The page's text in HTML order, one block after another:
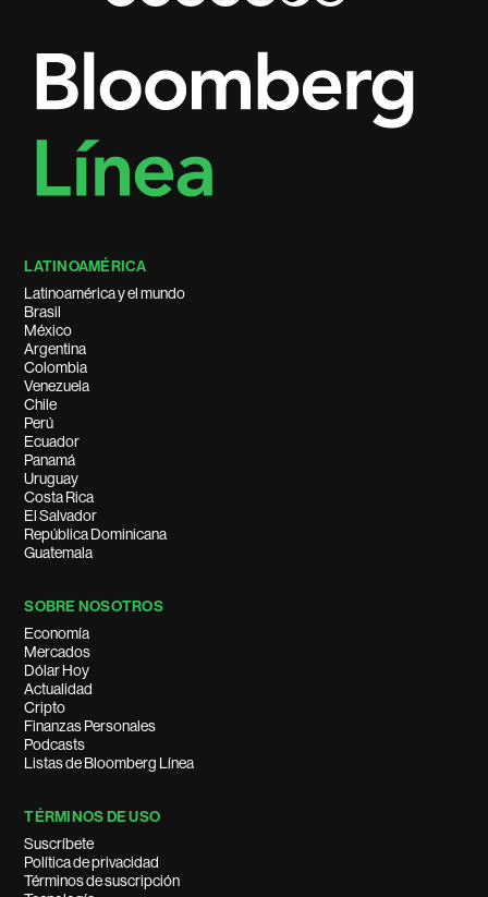
LATINOAMÉRICA
Latinoamérica y el mundo
Brasil
México
Argentina
Colombia
Venezuela
Chile
Perú
Ecuador
Panamá
Uruguay
Costa Rica
El Salvador
República Dominicana
Guatemala
SOBRE NOSOTROS
Economía
Mercados
Dólar Hoy
Actualidad
Cripto
Finanzas Personales
Podcasts
Listas de Bloomberg Línea
TÉRMINOS DE USO
Suscríbete
Política de privacidad
Términos de suscripción